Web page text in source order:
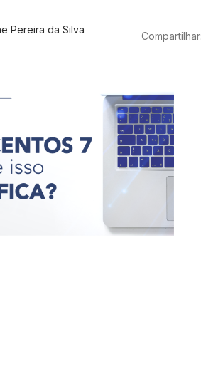
Pereira da Silva
Compartilhar: